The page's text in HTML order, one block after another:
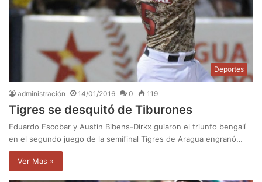
Deportes
administración 14/01/2016 0 119
Tigres se desquitó de Tiburones
Eduardo Escobar y Austin Bibens-Dirkx guiaron el triunfo bengalí
en el segundo juego de la semifinal Tigres de Aragua engranó…
Ver Mas »